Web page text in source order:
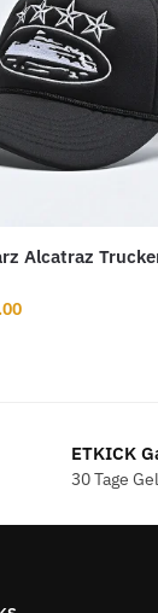
Alcatraz
Aktueller
ETKICK
30 Tage